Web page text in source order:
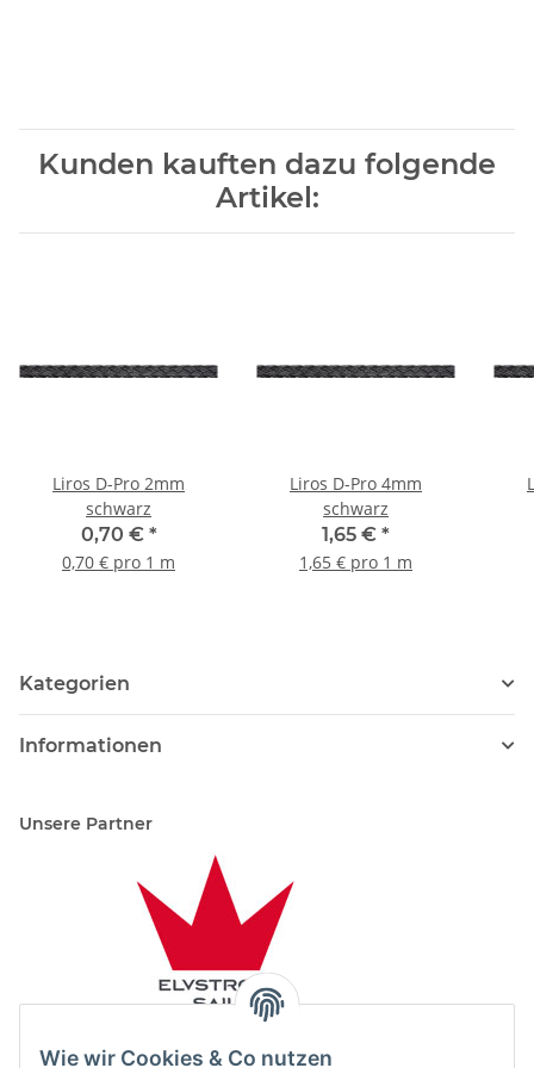
Wie wir Cookies & Co nutzen
Kunden kauften dazu folgende
Artikel:
Liros D-Pro 2mm
schwarz
0,70 € *
0,70 € pro 1 m
Liros D-Pro 4mm
schwarz
1,65 € *
1,65 € pro 1 m
Kategorien
Informationen
Unsere Partner